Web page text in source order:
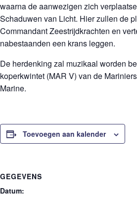
waarna de aanwezigen zich
Schaduwen van Licht. Hier zullen de
Commandant Zeestrijdkrachten en
nabestaanden een krans leggen.
De herdenking zal muzikaal worden
koperkwintet (MAR V) van de
Marine.
Toevoegen aan kalender
GEGEVENS
Datum: